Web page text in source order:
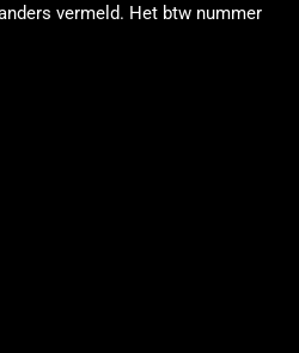
vermeld. Het btw nummer